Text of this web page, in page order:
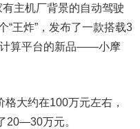
主机厂背景的自动驾驶
“王炸”，发布了一款搭载3
计算平台的新品——小摩
大约在100万元左右，
20—30万元。